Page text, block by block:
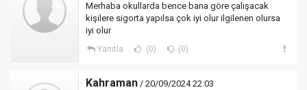
Merhaba okullarda bence bana göre çalışacak
kişilere sigorta yapılsa çok iyi olur ilgilenen olursa
iyi olur
Yanıtla (0) (0)
Kahraman / 20/09/2024 22:03